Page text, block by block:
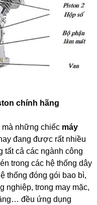
chính hãng
những chiếc máy
đang được rất nhiều
tất cả các ngành công
trong các hệ thống dây
thống đóng gói bao bì,
nghiệp, trong may mặc,
đều ứng dụng